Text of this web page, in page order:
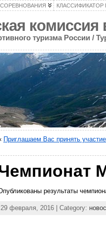
СОРЕВНОВАНИЯ
комиссия
туризма России /
Приглашаем Вас принять
результаты
29 февраля, 2016 | Category: